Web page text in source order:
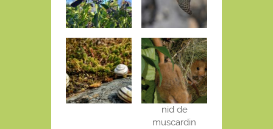
nid de
muscardin